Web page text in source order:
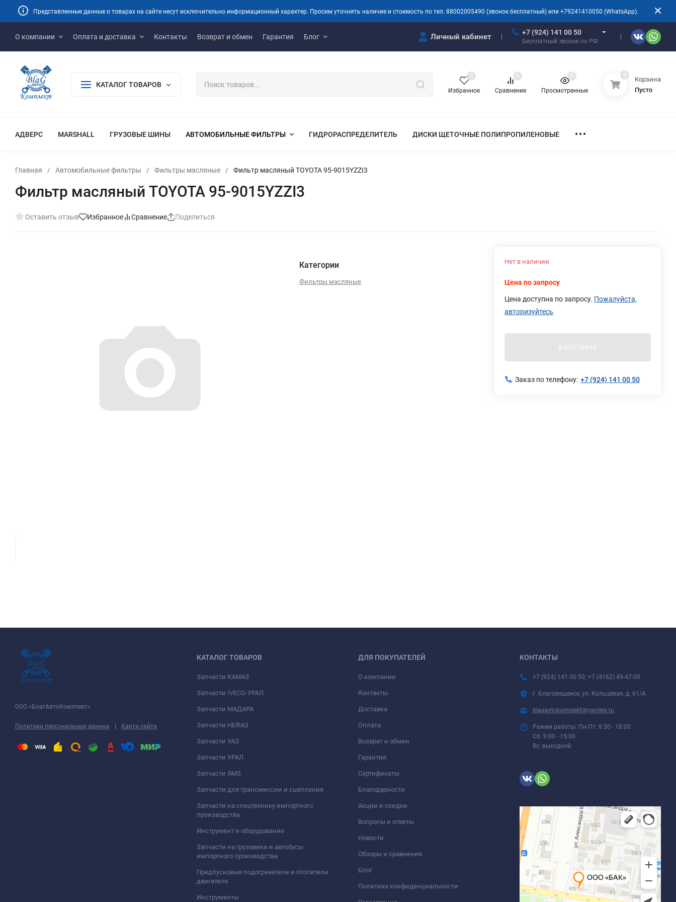
Представленные данные о товарах на сайте несут исключительно информационный характер. Просим уточнять наличие и стоимость по тел. 88002005490 (звонок бесплатный) или +79241410050 (WhatsApp).
О компании Оплата и доставка Контакты Возврат и обмен Гарантия Блог Личный кабинет +7 (924) 141 00 50
Бесплатный звонок по РФ
КАТАЛОГ ТОВАРОВ
Избранное
0
Сравнение
0
Просмотренные
0 0
Корзина
Пусто
АДВЕРС MARSHALL ГРУЗОВЫЕ ШИНЫ АВТОМОБИЛЬНЫЕ ФИЛЬТРЫ ГИДРОРАСПРЕДЕЛИТЕЛЬ ДИСКИ ЩЕТОЧНЫЕ ПОЛИПРОПИЛЕНОВЫЕ
Главная / Автомобильные фильтры / Фильтры масляные / Фильтр масляный TOYOTA 95-9015YZZI3
Фильтр масляный TOYOTA 95-9015YZZI3
Оставить отзыв Избранное Сравнение Поделиться
Категории
Фильтры масляные
Нет в наличии
Цена по запросу
Цена доступна по запросу. Пожалуйста,
авторизуйтесь
В КОРЗИНУ
Заказ по телефону: +7 (924) 141 00 50
ООО «БлагАвтоКомлпект»
Политика персональных данных | Карта сайта
КАТАЛОГ ТОВАРОВ
Запчасти КАМАЗ
Запчасти IVECO-УРАЛ
Запчасти МАДАРА
Запчасти НЕФАЗ
Запчасти УАЗ
Запчасти УРАЛ
Запчасти ЯМЗ
Запчасти для трансмиссии и сцепления
Запчасти на спецтехнику импортного
производства
Инструмент и оборудование
Запчасти на грузовики и автобусы
импортного производства
Предпусковые подогреватели и отопители
двигателя
Инструменты
ДЛЯ ПОКУПАТЕЛЕЙ
О компании
Контакты
Доставка
Оплата
Возврат и обмен
Гарантия
Сертификаты
Благодарности
Акции и скидки
Вопросы и ответы
Новости
Обзоры и сравнения
Блог
Политика конфиденциальности
КОНТАКТЫ
+7 (924) 141 00 50; +7 (4162) 49-47-00
г. Благовещенск, ул. Кольцевая, д. 61/А
blagavtokomplekt@yandex.ru
Режим работы: Пн-Пт: 8:30 - 18:00
Сб: 9:00 - 15:00
Вс: выходной